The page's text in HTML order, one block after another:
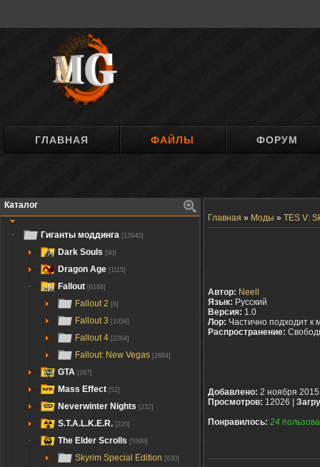
ГЛАВНАЯ ФАЙЛЫ ФОРУМ
Каталог
Гиганты моддинга [13940]
Dark Souls [90]
Dragon Age [1115]
Fallout [6188]
Fallout 2 [6]
Fallout 3 [1034]
Fallout 4 [2264]
Fallout: New Vegas [2884]
GTA [267]
Mass Effect [52]
Neverwinter Nights [232]
S.T.A.L.K.E.R. [220]
The Elder Scrolls [5599]
Skyrim Special Edition [630]
Главная » Моды » TES V:
Автор: Neell
Язык: Русский
Версия: 1.0
Лор: Частично подходит к
Распространение:
Добавлено: 2 ноября 2015
Просмотров: 12026 |
Понравилось: 24